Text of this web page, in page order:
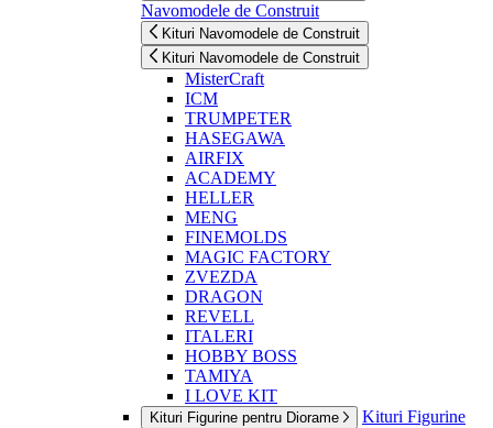
Navomodele de Construit
Kituri Navomodele de Construit
Kituri Navomodele de Construit
MisterCraft
ICM
TRUMPETER
HASEGAWA
AIRFIX
ACADEMY
HELLER
MENG
FINEMOLDS
MAGIC FACTORY
ZVEZDA
DRAGON
REVELL
ITALERI
HOBBY BOSS
TAMIYA
I LOVE KIT
Kituri Figurine pentru Diorame
Kituri Figurine